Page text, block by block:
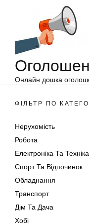
Онлайн дошка
ФІЛЬТР ПО
Нерухомість
Робота
Електроніка Та Техніка
Спорт Та Відпочинок
Обладнання
Транспорт
Дім Та Дача
Хобі